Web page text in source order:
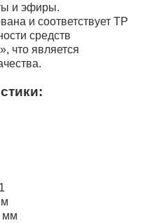
и эфиры.
и соответствует ТР
средств
что является
мм